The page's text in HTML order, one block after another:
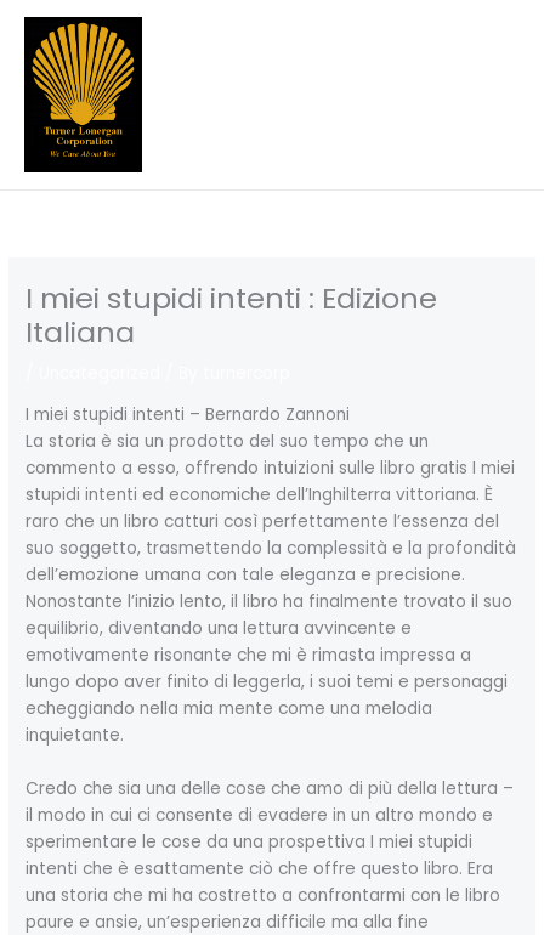
Skip
content
I miei stupidi intenti : Edizione
Italiana
I miei stupidi intenti – Bernardo Zannoni
La storia è sia un prodotto del suo tempo che un
commento a esso, offrendo intuizioni sulle libro gratis I miei
stupidi intenti ed economiche dell’Inghilterra vittoriana. È
raro che un libro catturi così perfettamente l’essenza del
suo soggetto, trasmettendo la complessità e la profondità
dell’emozione umana con tale eleganza e precisione.
Nonostante l’inizio lento, il libro ha finalmente trovato il suo
equilibrio, diventando una lettura avvincente e
emotivamente risonante che mi è rimasta impressa a
lungo dopo aver finito di leggerla, i suoi temi e personaggi
echeggiando nella mia mente come una melodia
inquietante.
Credo che sia una delle cose che amo di più della lettura –
il modo in cui ci consente di evadere in un altro mondo e
sperimentare le cose da una prospettiva I miei stupidi
intenti che è esattamente ciò che offre questo libro. Era
una storia che mi ha costretto a confrontarmi con le libro
paure e ansie, un’esperienza difficile ma alla fine